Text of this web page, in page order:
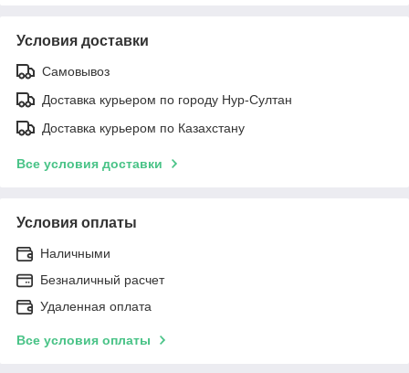
Условия доставки
Самовывоз
Доставка курьером по городу Нур-Султан
Доставка курьером по Казахстану
Все условия доставки
Условия оплаты
Наличными
Безналичный расчет
Удаленная оплата
Все условия оплаты